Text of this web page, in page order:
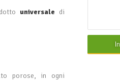
universale di
porose, in ogni